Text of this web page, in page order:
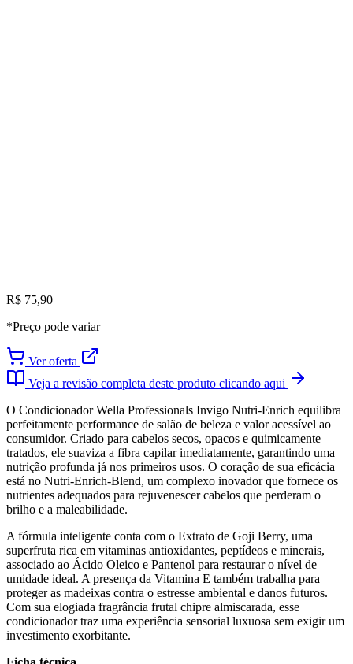
R$ 75,90
*Preço pode variar
Ver oferta
Veja a revisão completa deste produto clicando aqui
O Condicionador Wella Professionals Invigo Nutri-Enrich equilibra
perfeitamente performance de salão de beleza e valor acessível ao
consumidor. Criado para cabelos secos, opacos e quimicamente
tratados, ele suaviza a fibra capilar imediatamente, garantindo uma
nutrição profunda já nos primeiros usos. O coração de sua eficácia
está no Nutri-Enrich-Blend, um complexo inovador que fornece os
nutrientes adequados para rejuvenescer cabelos que perderam o
brilho e a maleabilidade.
A fórmula inteligente conta com o Extrato de Goji Berry, uma
superfruta rica em vitaminas antioxidantes, peptídeos e minerais,
associado ao Ácido Oleico e Pantenol para restaurar o nível de
umidade ideal. A presença da Vitamina E também trabalha para
proteger as madeixas contra o estresse ambiental e danos futuros.
Com sua elogiada fragrância frutal chipre almiscarada, esse
condicionador traz uma experiência sensorial luxuosa sem exigir um
investimento exorbitante.